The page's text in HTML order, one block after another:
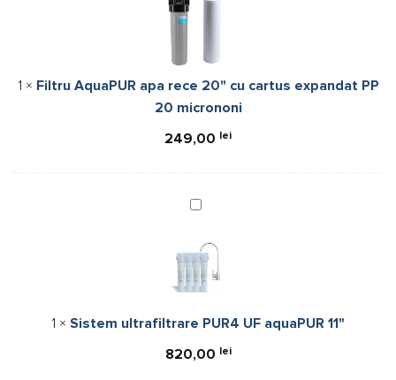
apa
rece
cartus
expandat
micrononi
1 × Filtru AquaPUR apa rece 20" cu cartus expandat PP
20 micrononi
249,00 lei
Sistem
PUR4
UF
aquaPUR
1 × Sistem ultrafiltrare PUR4 UF aquaPUR 11"
820,00 lei